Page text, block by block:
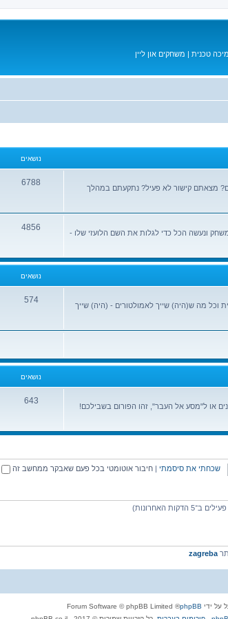
טכנית | משחקים און ליין
נושאים
מצאתם קישור לא פעיל? נתקעתם במהלך
6788
ונעשה הכל כדי לגלות את השם הלועזי שלו -
4856
נושאים
וכל מה ש(היה) שייך לאמולטורים - (היה) שייך
574
נושאים
או ל"מסע אל העבר", זהו הפורום בשבילכם!
643
שכחתי את סיסמתי חיבור אוטומטי בכל פעם שאבקר ממחשב זה
zagreba
על ידי phpBB
® Forum Software © phpBB Limited